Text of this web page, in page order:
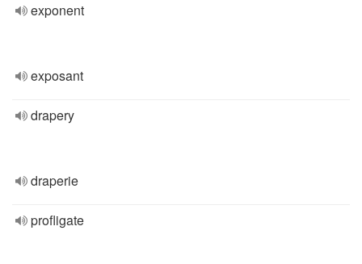
exponent
exposant
drapery
draperie
profligate